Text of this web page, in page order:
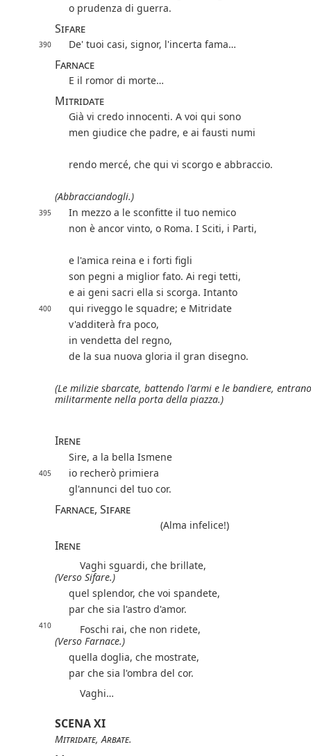
o prudenza di guerra.
Sifare
390 De' tuoi casi, signor, l'incerta fama…
Farnace
E il romor di morte…
Mitridate
Già vi credo innocenti. A voi qui sono
men giudice che padre, e ai fausti numi
rendo mercé, che qui vi scorgo e abbraccio.
(Abbracciandogli.)
395
In mezzo a le sconfitte il tuo nemico
non è ancor vinto, o Roma. I Sciti, i Parti,
e l'amica reina e i forti figli
son pegni a miglior fato. Ai regi tetti,
e ai geni sacri ella si scorga. Intanto
400
qui riveggo le squadre; e Mitridate
v'additerà fra poco,
in vendetta del regno,
de la sua nuova gloria il gran disegno.
(Le milizie sbarcate, battendo l'armi e le bandiere, entrano
militarmente nella porta della piazza.)
Irene
Sire, a la bella Ismene
405
io recherò primiera
gl'annunci del tuo cor.
Farnace, Sifare
(Alma infelice!)
Irene
Vaghi sguardi, che brillate,
(Verso Sifare.)
quel splendor, che voi spandete,
par che sia l'astro d'amor.
410
Foschi rai, che non ridete,
(Verso Farnace.)
quella doglia, che mostrate,
par che sia l'ombra del cor.
Vaghi…
SCENA XI
Mitridate, Arbate.